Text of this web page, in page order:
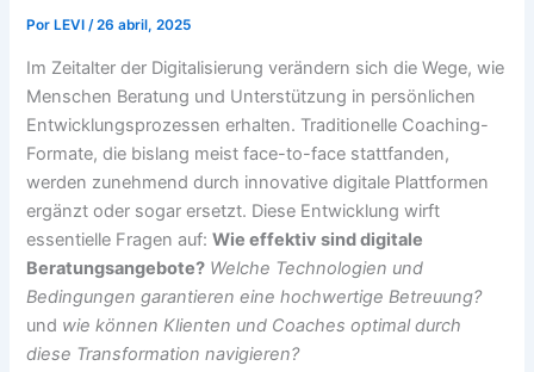
Por LEVI/26 abril, 2025
Im Zeitalter der Digitalisierung verändern sich die Wege, wie
Menschen Beratung und Unterstützung in persönlichen
Entwicklungsprozessen erhalten. Traditionelle Coaching-
Formate, die bislang meist face-to-face stattfanden,
werden zunehmend durch innovative digitale Plattformen
ergänzt oder sogar ersetzt. Diese Entwicklung wirft
essentielle Fragen auf:Wie effektiv sind digitale
Beratungsangebote? Welche Technologien und
Bedingungen garantieren eine hochwertige Betreuung?
und wie können Klienten und Coaches optimal durch
diese Transformation navigieren?